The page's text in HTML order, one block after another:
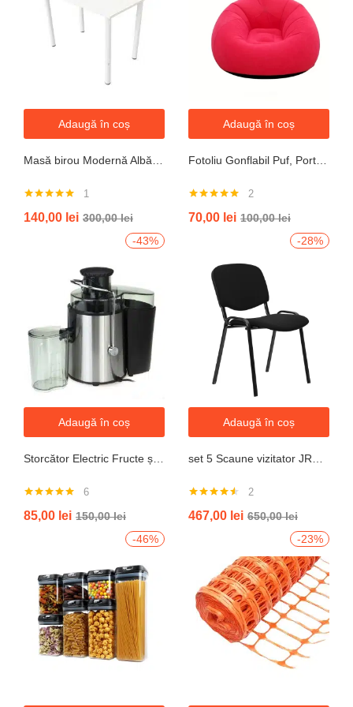
Adaugă în coș
5.00din 5
1
140,00 lei 300,00lei
Adaugă în coș
5.00din 5
2
70,00 lei 100,00lei
-43%
Adaugă în coș
5.00din 5
6
85,00 lei 150,00lei
-28%
Adaugă în coș
4.50din 5
2
467,00 lei 650,00lei
-46%
-23%